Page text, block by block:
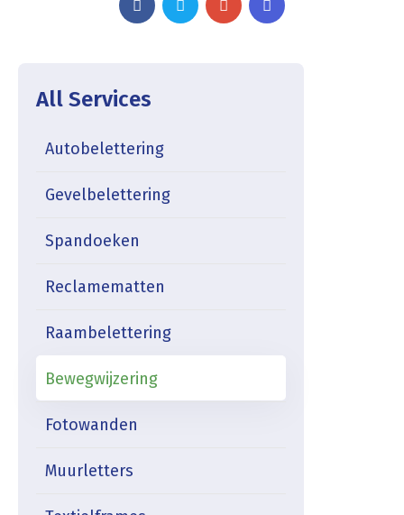
All Services
Autobelettering
Gevelbelettering
Spandoeken
Reclamematten
Raambelettering
Bewegwijzering
Fotowanden
Muurletters